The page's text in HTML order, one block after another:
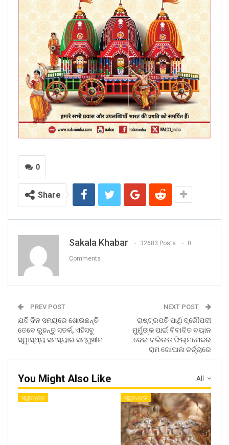
0
Share
Sakala Khabar 32683 Posts 0
Comments
PREV POST
ଯଦି ଦିନ ସମୟରେ ଶୋଉଛନ୍ତି
ତେବେ ରୁହନ୍ତୁ ସତର୍କ, ଏହିସବୁ
ସ୍ୱାସ୍ଥ୍ୟ ସମସ୍ୟାର ସମ୍ମୁଖୀନ
NEXT POST
ରାଷ୍ଟ୍ରପତି ପାର୍ଥି ଦ୍ରୌପଦୀ
ମୁର୍ମୁଙ୍କ ପାଇଁ ବିବାଦିତ ବୟାନ
ଦେଇ ବଲିଉଡ ଫିଲ୍ମମେକର
ରାମ ଗୋପାଲ ଚର୍ଚ୍ଚାରେ
All
You Might Also Like
ସ୍ୱତନ୍ତ୍ର ସ୍ୱତନ୍ତ୍ର